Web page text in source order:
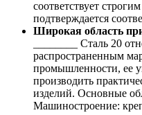
соответствует
подтверждается
Широкая область
________ Сталь 20
распространенным
промышленности, ее
производить
изделий. Основные
Машиностроение: